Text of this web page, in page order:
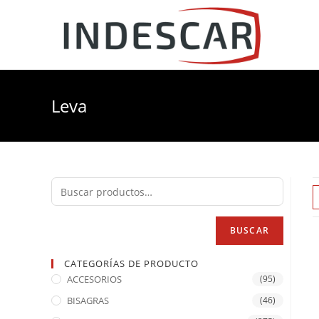
Leva
BUSCAR
CATEGORÍAS DE PRODUCTO
ACCESORIOS
(95)
BISAGRAS (46)